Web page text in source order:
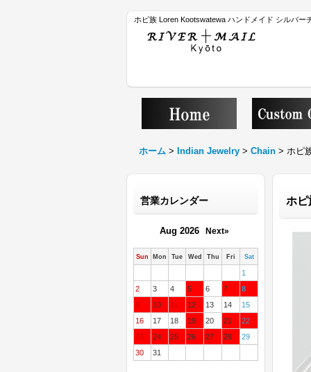
ホピ族 Loren Kootswatewa ハンドメイド シルバー
ホーム > Indian Jewelry > Chain > ホピ
営業カレンダー
Aug 2026 Next»
Sun Mon Tue Wed Thu Fri Sat
1
2
3 4 5 6 7
8
9
10 11 12 13 14
15
16
17 18 19 20 21
22
23
24 25 26 27 28
29
30
31
ホピ